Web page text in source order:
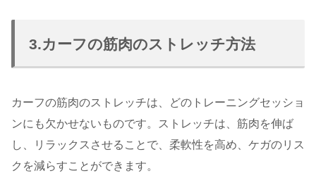
3.カーフの筋肉のストレッチ方法
カーフの筋肉のストレッチは、どのトレーニングセッショ
ンにも欠かせないものです。ストレッチは、筋肉を伸ば
し、リラックスさせることで、柔軟性を高め、ケガのリス
クを減らすことができます。